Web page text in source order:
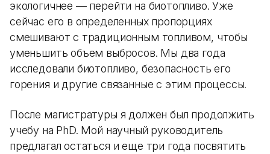
экологичнее — перейти на биотопливо. Уже
сейчас его в определенных пропорциях
смешивают с традиционным топливом, чтобы
уменьшить объем выбросов. Мы два года
исследовали биотопливо, безопасность его
горения и другие связанные с этим процессы.
После магистратуры я должен был продолжить
учебу на PhD. Мой научный руководитель
предлагал остаться и еще три года посвятить